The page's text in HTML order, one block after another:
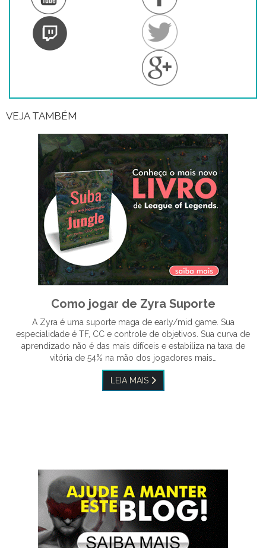
VEJA TAMBÉM
Como jogar de Zyra Suporte
A Zyra é uma suporte maga de early/mid game. Sua
especialidade é TF, CC e controle de objetivos. Sua curva de
aprendizado não é das mais difíceis e estabiliza na taxa de
vitória de 54% na mão dos jogadores mais…
LEIA MAIS